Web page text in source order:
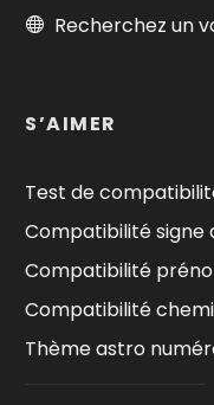
Recherchez un
S’AIMER
Test de
Compatibilité signe
Compatibilité
Compatibilité
Thème astro